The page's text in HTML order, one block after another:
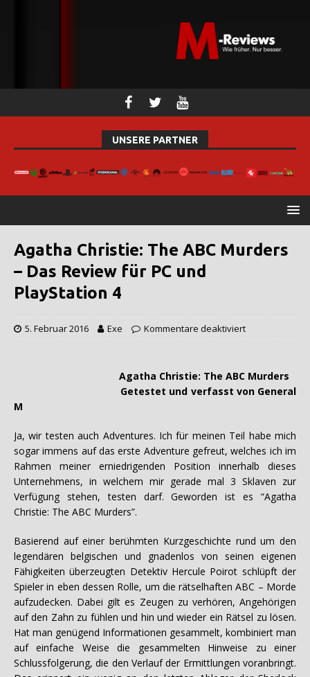
UNSERE PARTNER
Agatha Christie: The ABC Murders
– Das Review für PC und
PlayStation 4
5. Februar 2016 Exe Kommentare deaktiviert
Agatha Christie: The ABC Murders
Getestet und verfasst von General
M
Ja, wir testen auch Adventures. Ich für meinen Teil habe mich
sogar immens auf das erste Adventure gefreut, welches ich im
Rahmen meiner erniedrigenden Position innerhalb dieses
Unternehmens, in welchem mir gerade mal 3 Sklaven zur
Verfügung stehen, testen darf. Geworden ist es “Agatha
Christie: The ABC Murders”.
Basierend auf einer berühmten Kurzgeschichte rund um den
legendären belgischen und gnadenlos von seinen eigenen
Fähigkeiten überzeugten Detektiv Hercule Poirot schlüpft der
Spieler in eben dessen Rolle, um die rätselhaften ABC – Morde
aufzudecken. Dabei gilt es Zeugen zu verhören, Angehörigen
auf den Zahn zu fühlen und hin und wieder ein Rätsel zu lösen.
Hat man genügend Informationen gesammelt, kombiniert man
auf einfache Weise die gesammelten Hinweise zu einer
Schlussfolgerung, die den Verlauf der Ermittlungen voranbringt.